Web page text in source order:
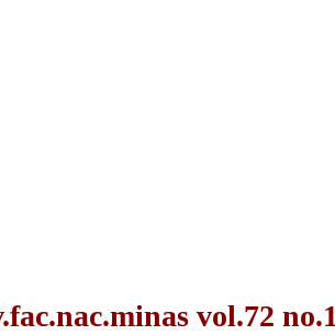
vol.72